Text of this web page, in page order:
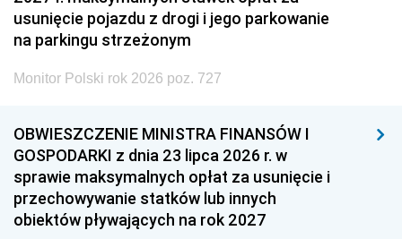
usunięcie pojazdu z drogi i jego parkowanie
na parkingu strzeżonym
Monitor Polski rok 2026 poz. 727
OBWIESZCZENIE MINISTRA FINANSÓW I
GOSPODARKI z dnia 23 lipca 2026 r. w
sprawie maksymalnych opłat za usunięcie i
przechowywanie statków lub innych
obiektów pływających na rok 2027